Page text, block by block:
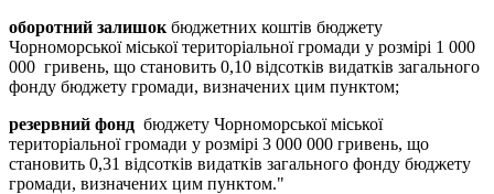
оборотний залишок бюджетних коштів бюджету
Чорноморської міської територіальної громади у розмірі 1 000
000 гривень, що становить 0,10 відсотків видатків загального
фонду бюджету громади, визначених цим пунктом;
резервний фонд бюджету Чорноморської міської
територіальної громади у розмірі 3 000 000 гривень, що
становить 0,31 відсотків видатків загального фонду бюджету
громади, визначених цим пунктом."